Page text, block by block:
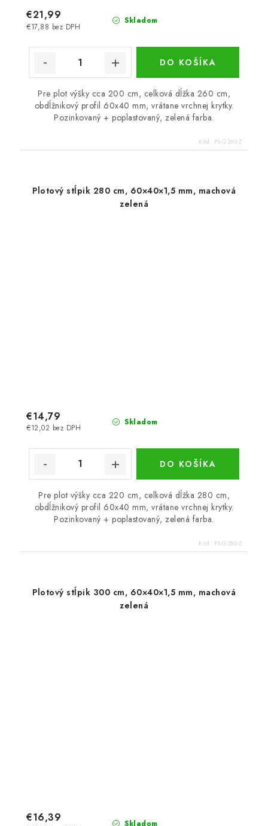
Skladom
€17,88 bez DPH
€21,99
DO KOŠÍKA
Pre plot výšky cca 200 cm, celková dĺžka 260 cm,
obdĺžnikový profil 60x40 mm, vrátane vrchnej krytky.
Pozinkovaný + poplastovaný, zelená farba.
Kód: PS-G260-Z
Plotový stĺpik 280 cm, 60×40×1,5 mm, machová
zelená
Skladom
€12,02 bez DPH
€14,79
DO KOŠÍKA
Pre plot výšky cca 220 cm, celková dĺžka 280 cm,
obdĺžnikový profil 60x40 mm, vrátane vrchnej krytky.
Pozinkovaný + poplastovaný, zelená farba.
Kód: PS-G280-Z
Plotový stĺpik 300 cm, 60×40×1,5 mm, machová
zelená
Skladom
€16,39